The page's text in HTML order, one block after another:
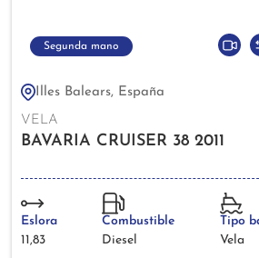
Segunda mano
Illes Balears, España
VELA
BAVARIA CRUISER 38 2011
Eslora
11,83
Combustible
Diesel
Tipo
Vela